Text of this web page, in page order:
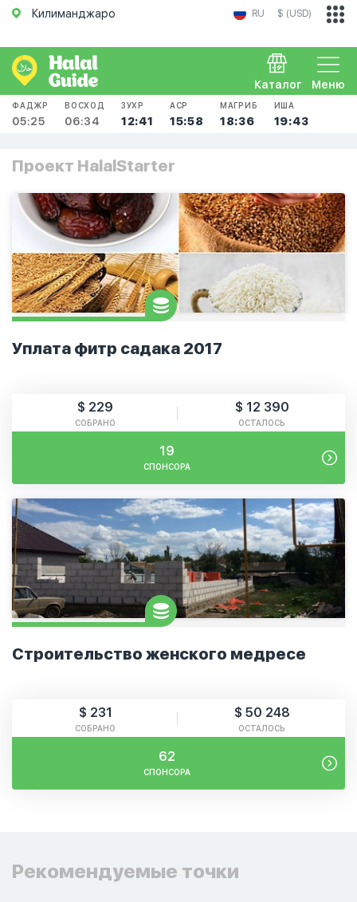
Килиманджаро RU $ (USD)
Меню
Каталог
ФАДЖР
05:25
ВОСХОД
06:34
ЗУХР
12:41
АСР
15:58
МАГРИБ
18:36
ИША
19:43
Проект HalalStarter
Уплата фитр садака 2017
$ 229
СОБРАНО
$ 12 390
ОСТАЛОСЬ
19
СПОНСОРА
Строительство женского медресе
$ 231
СОБРАНО
$ 50 248
ОСТАЛОСЬ
62
СПОНСОРА
Рекомендуемые точки